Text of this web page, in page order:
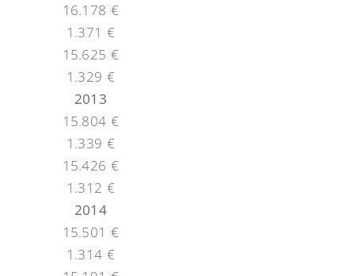
16.178 €
1.371 €
15.625 €
1.329 €
2013
15.804 €
1.339 €
15.426 €
1.312 €
2014
15.501 €
1.314 €